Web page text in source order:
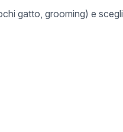
gatto, grooming) e scegli